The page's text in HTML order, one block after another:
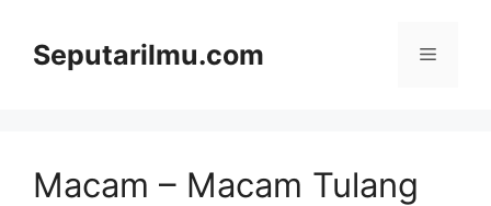
contentSeputarilmu.com Menu
Macam – Macam Tulang